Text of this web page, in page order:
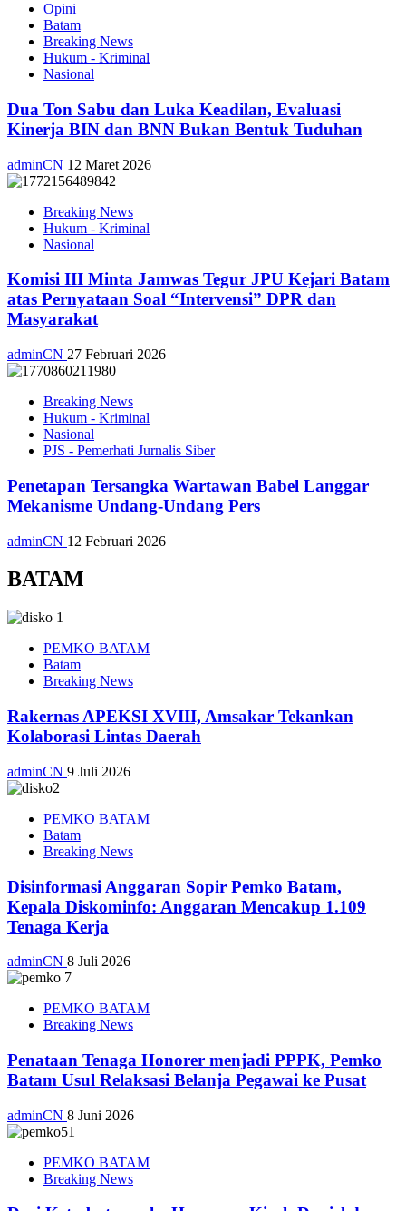
Opini
Batam
Breaking News
Hukum - Kriminal
Nasional
Dua Ton Sabu dan Luka Keadilan, Evaluasi
Kinerja BIN dan BNN Bukan Bentuk Tuduhan
adminCN 12 Maret 2026
Breaking News
Hukum - Kriminal
Nasional
Komisi III Minta Jamwas Tegur JPU Kejari Batam
atas Pernyataan Soal “Intervensi” DPR dan
Masyarakat
adminCN 27 Februari 2026
Breaking News
Hukum - Kriminal
Nasional
PJS - Pemerhati Jurnalis Siber
Penetapan Tersangka Wartawan Babel Langgar
Mekanisme Undang-Undang Pers
adminCN 12 Februari 2026
BATAM
PEMKO BATAM
Batam
Breaking News
Rakernas APEKSI XVIII, Amsakar Tekankan
Kolaborasi Lintas Daerah
adminCN 9 Juli 2026
PEMKO BATAM
Batam
Breaking News
Disinformasi Anggaran Sopir Pemko Batam,
Kepala Diskominfo: Anggaran Mencakup 1.109
Tenaga Kerja
adminCN 8 Juli 2026
PEMKO BATAM
Breaking News
Penataan Tenaga Honorer menjadi PPPK, Pemko
Batam Usul Relaksasi Belanja Pegawai ke Pusat
adminCN 8 Juni 2026
PEMKO BATAM
Breaking News